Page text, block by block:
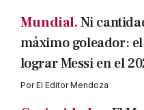
Mundial.Ni
máximo goleador:
lograr Messi en el
PorEl Editor Mendoza